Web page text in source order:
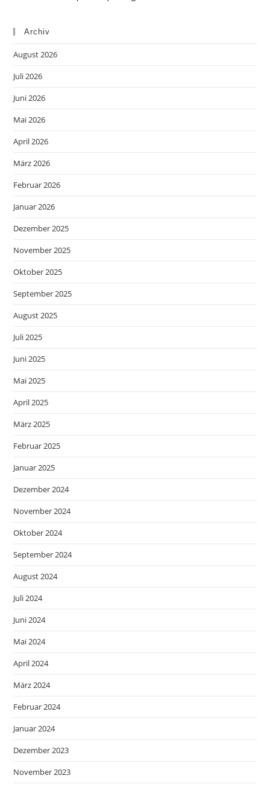
Archiv
August 2026
Juli 2026
Juni 2026
Mai 2026
April 2026
März 2026
Februar 2026
Januar 2026
Dezember 2025
November 2025
Oktober 2025
September 2025
August 2025
Juli 2025
Juni 2025
Mai 2025
April 2025
März 2025
Februar 2025
Januar 2025
Dezember 2024
November 2024
Oktober 2024
September 2024
August 2024
Juli 2024
Juni 2024
Mai 2024
April 2024
März 2024
Februar 2024
Januar 2024
Dezember 2023
November 2023